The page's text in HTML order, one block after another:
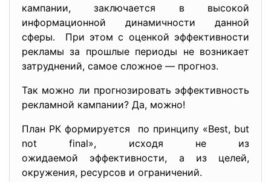
кампании, заключается в высокой
информационной динамичности данной
сферы. При этом с оценкой эффективности
рекламы за прошлые периоды не возникает
затруднений, самое сложное — прогноз.
Так можно ли прогнозировать эффективность
рекламной кампании? Да, можно!
План РК формируется по принципу «Best, but
not final», исходя не из
ожидаемой эффективности, а из целей,
окружения, ресурсов и ограничений.